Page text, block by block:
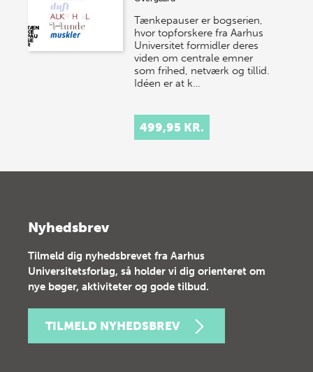
Tænkepauser er bogserien,
hvor topforskere fra Aarhus
Universitet formidler deres
viden om centrale emner
som frihed, netværk og tillid.
Idéen er at k…
499,95 KR.
Nyhedsbrev
Tilmeld dig nyhedsbrevet fra Aarhus
Universitetsforlag, så holder vi dig orienteret om
nye bøger, aktiviteter og gode tilbud.
TILMELD NYHEDSBREV